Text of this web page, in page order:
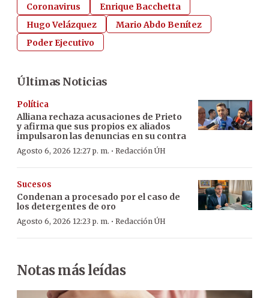
Coronavirus
Enrique Bacchetta
Hugo Velázquez
Mario Abdo Benítez
Poder Ejecutivo
Últimas Noticias
Política
Alliana rechaza acusaciones de Prieto
y afirma que sus propios ex aliados
impulsaron las denuncias en su contra
Agosto 6, 2026 12:27 p. m. · Redacción ÚH
Sucesos
Condenan a procesado por el caso de
los detergentes de oro
Agosto 6, 2026 12:23 p. m. · Redacción ÚH
Notas más leídas